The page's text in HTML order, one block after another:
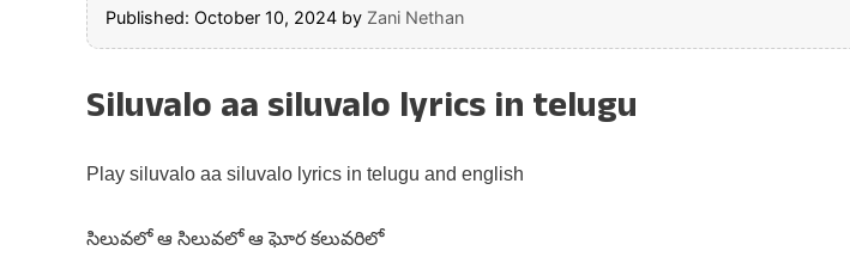
Published: October 10, 2024 by Zani Nethan
Siluvalo aa siluvalo lyrics in telugu
Play siluvalo aa siluvalo lyrics in telugu and english
సిలువలో ఆ సిలువలో ఆ ఘోర కలువరిలో